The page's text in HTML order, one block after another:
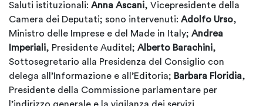
Saluti istituzionali: Anna Ascani, Vicepresidente della
Camera dei Deputati; sono intervenuti: Adolfo Urso,
Ministro delle Imprese e del Made in Italy; Andrea
Imperiali, Presidente Auditel; Alberto Barachini,
Sottosegretario alla Presidenza del Consiglio con
delega all’Informazione e all’Editoria; Barbara Floridia,
Presidente della Commissione parlamentare per